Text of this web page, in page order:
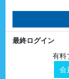
最終ログイン
有料
会